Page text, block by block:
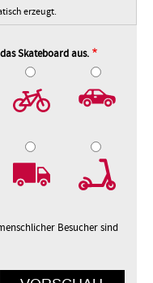
erzeugt.
Skateboard aus.
Besucher sind